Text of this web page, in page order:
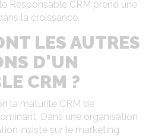
Responsable CRM prend une
la croissance.
LES AUTRES
D'UN
CRM ?
la maturité CRM de
Dans une organisation
insiste sur le marketing